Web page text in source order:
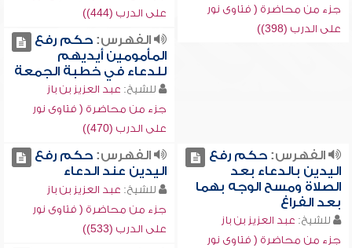
جزء من محاضرة ( فتاوى نور
على الدرب (398))
على الدرب (444))
الفهرس:حكم رفع
المأمومين أيديهم
للدعاء في خطبة الجمعة
للشيخ: عبد العزيز بن باز
جزء من محاضرة ( فتاوى نور
على الدرب (470))
الفهرس:حكم رفع
اليدين بالدعاء بعد
الصلاة ومسح الوجه بهما
بعد الفراغ
للشيخ: عبد العزيز بن باز
جزء من محاضرة ( فتاوى نور
الفهرس:حكم رفع
اليدين عند الدعاء
للشيخ: عبد العزيز بن باز
جزء من محاضرة ( فتاوى نور
على الدرب (533))